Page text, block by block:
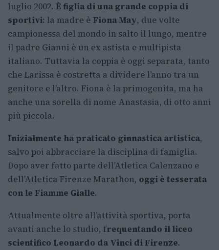
luglio 2002. È figlia di una grande coppia di
sportivi: la madre è Fiona May, due volte
campionessa del mondo in salto il lungo, mentre
il padre Gianni è un ex astista e multipista
italiano. Tuttavia la coppia è oggi separata, tanto
che Larissa è costretta a dividere l’anno tra un
genitore e l’altro. Fiona è la primogenita, ma ha
anche una sorella di nome Anastasia, di otto anni
più piccola.
Inizialmente ha praticato ginnastica artistica,
salvo poi abbracciare la disciplina di famiglia.
Dopo aver fatto parte dell’Atletica Calenzano e
dell’Atletica Firenze Marathon, oggi è tesserata
con le Fiamme Gialle.
Attualmente oltre all’attività sportiva, porta
avanti anche lo studio, frequentando il liceo
scientifico Leonardo da Vinci di Firenze.